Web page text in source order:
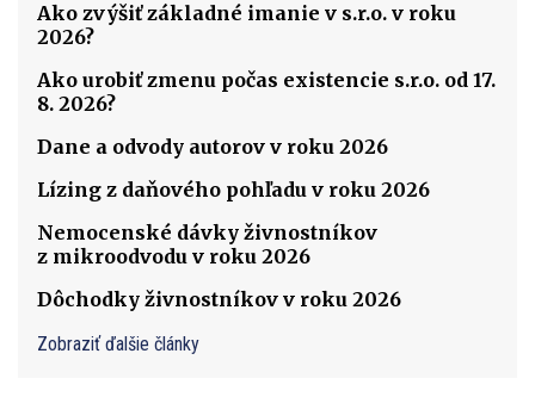
Ako zvýšiť základné imanie v s.r.o. v roku
2026?
Ako urobiť zmenu počas existencie s.r.o. od 17.
8. 2026?
Dane a odvody autorov v roku 2026
Lízing z daňového pohľadu v roku 2026
Nemocenské dávky živnostníkov
z mikroodvodu v roku 2026
Dôchodky živnostníkov v roku 2026
Zobraziť ďalšie články